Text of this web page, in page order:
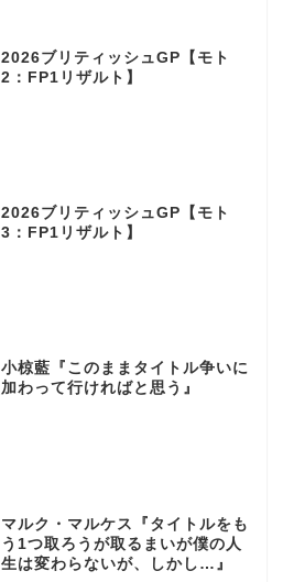
2026ブリティッシュGP【モト
2：FP1リザルト】
2026ブリティッシュGP【モト
3：FP1リザルト】
小椋藍『このままタイトル争いに
加わって行ければと思う』
マルク・マルケス『タイトルをも
う1つ取ろうが取るまいが僕の人
生は変わらないが、しかし…』